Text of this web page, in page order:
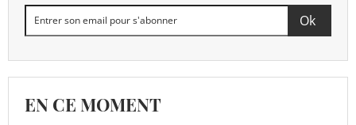
EN CE MOMENT